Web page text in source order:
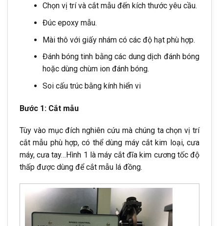
Chọn vị trí và cắt mẫu đến kích thước yêu cầu.
Đúc epoxy mẫu.
Mài thô với giấy nhám có các độ hạt phù hợp.
Đánh bóng tinh bằng các dung dịch đánh bóng
hoặc dùng chùm ion đánh bóng.
Soi cấu trúc bằng kính hiển vi
Bước 1: Cắt mẫu
Tùy vào mục đích nghiên cứu mà chúng ta chọn vị trí
cắt mẫu phù hợp, có thể dùng máy cắt kim loại, cưa
máy, cưa tay…Hình 1 là máy cắt đĩa kim cương tốc độ
thấp được dùng để cắt mẫu lá đồng.